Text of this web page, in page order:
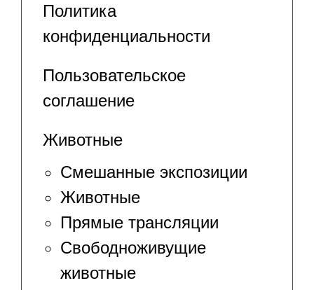
Политика
конфиденциальности
Пользовательское
соглашение
Животные
Смешанные экспозиции
Животные
Прямые трансляции
Свободноживущие
животные